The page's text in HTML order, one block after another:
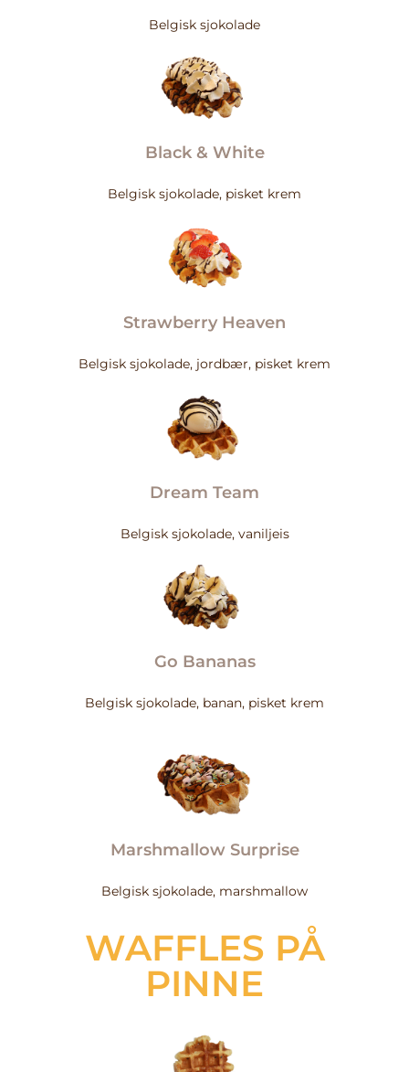
Belgisk sjokolade
Black & White
Belgisk sjokolade, pisket krem
Strawberry Heaven
Belgisk sjokolade, jordbær, pisket krem
Dream Team
Belgisk sjokolade, vaniljeis
Go Bananas
Belgisk sjokolade, banan, pisket krem
Marshmallow Surprise
Belgisk sjokolade, marshmallow
WAFFLES PÅ
PINNE